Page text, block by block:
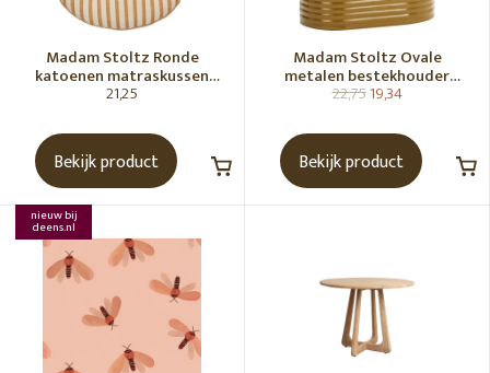
Madam Stoltz Ronde
katoenen matraskussen
Gebroken wit, donkere
21,25
Bekijk product
Madam Stoltz Ovale
metalen bestekhouder
Tapenade
22,7519,34
Bekijk product
nieuw bij
deens.nl